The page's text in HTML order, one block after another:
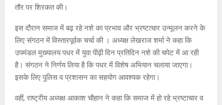
तौर पर शिरकत की।
इस दौरान समाज में बढ़ रहे नशे का प्रभाव और भ्रष्टाचार उन्मूलन करने के
लिए संगठन में विस्तारपूर्वक चर्चा की । अध्यक्ष लेखराज शर्मा ने कहा कि
उपमंडल मुख्यालय पधर में युवा पीढ़ी दिन प्रतिदिन नशे की चपेट में आ रही
है। संगठन ने निर्णय लिया है कि पधर में विशेष अभियान चलाया जाएगा।
इसके लिए पुलिस व प्रशासन का सहयोग आवश्यक रहेगा।
वहीं, राष्ट्रीय अध्यक्ष आकाश चौहान ने कहा कि समाज में हो रहे भ्रष्टाचार व